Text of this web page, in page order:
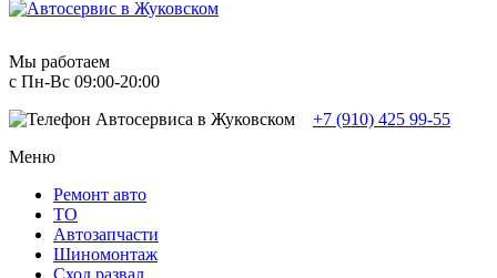
Мы работаем
с Пн-Вc 09:00-20:00
+7 (910) 425 99-55
Меню
Ремонт авто
TO
Автозапчасти
Шиномонтаж